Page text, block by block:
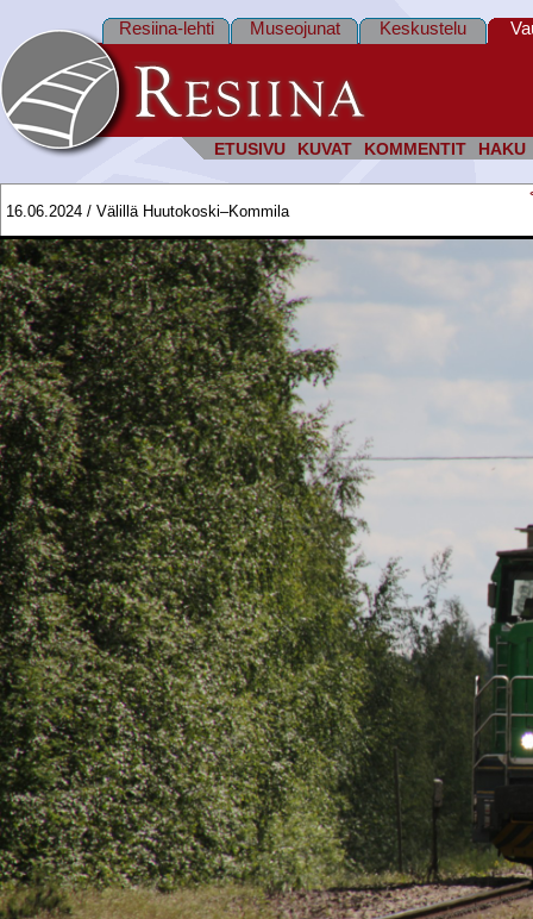
ETUSIVU KUVAT KOMMENTIT HAKU
Resiina-lehti Museojunat Keskustelu
16.06.2024 / Välillä Huutokoski–Kommila